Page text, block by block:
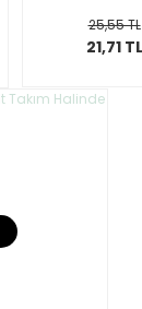
25,55 TL
21,71 TL